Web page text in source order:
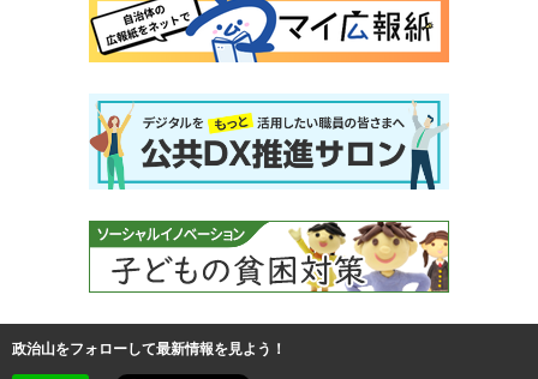
政治山をフォローして最新情報を見よう！